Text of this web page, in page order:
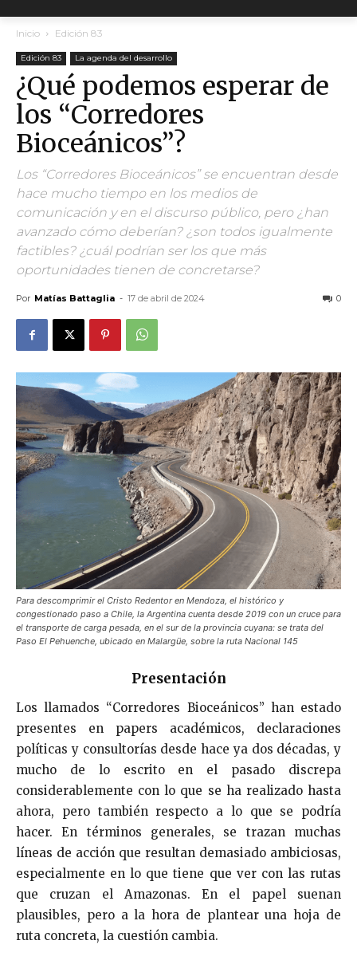
Inicio Edición 83
Edición 83 La agenda del desarrollo
¿Qué podemos esperar de
los “Corredores
Bioceánicos”?
Los “Corredores Bioceánicos” se encuentran desde
hace mucho tiempo en los medios de
comunicación y en el discurso público, pero ¿han
avanzado cómo deberían? ¿son todos igualmente
factibles? ¿cuál podrían ser los que más
oportunidades tienen de concretarse?
Por Matías Battaglia - 17 de abril de 2024 0
Para descomprimir el Cristo Redentor en Mendoza, el histórico y
congestionado paso a Chile, la Argentina cuenta desde 2019 con un cruce para
el transporte de carga pesada, en el sur de la provincia cuyana: se trata del
Paso El Pehuenche, ubicado en Malargüe, sobre la ruta Nacional 145
Presentación
Los llamados “Corredores Bioceánicos” han estado
presentes en papers académicos, declaraciones
políticas y consultorías desde hace ya dos décadas, y
mucho de lo escrito en el pasado discrepa
considerablemente con lo que se ha realizado hasta
ahora, pero también respecto a lo que se podría
hacer. En términos generales, se trazan muchas
líneas de acción que resultan demasiado ambiciosas,
especialmente en lo que tiene que ver con las rutas
que cruzan el Amazonas. En el papel suenan
plausibles, pero a la hora de plantear una hoja de
ruta concreta, la cuestión cambia.